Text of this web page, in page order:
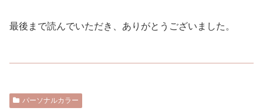
最後まで読んでいただき、ありがとうございました。
パーソナルカラー